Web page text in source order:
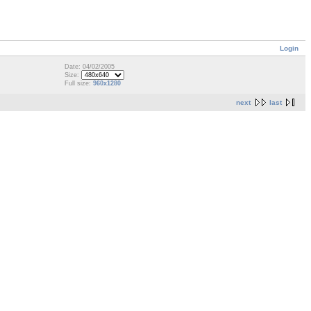
Login
Date: 04/02/2005
Size:
Full size: 960x1280
next last